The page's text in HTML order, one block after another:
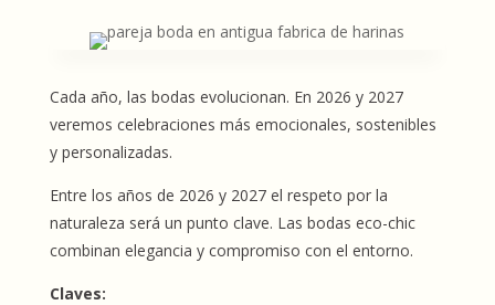
Cada año, las bodas evolucionan. En 2026 y 2027
veremos celebraciones más emocionales, sostenibles
y personalizadas.
Entre los años de 2026 y 2027 el respeto por la
naturaleza será un punto clave. Las bodas eco-chic
combinan elegancia y compromiso con el entorno.
Claves: